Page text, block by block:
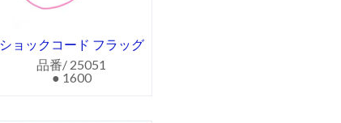
ショックコード フラッグ
品番/ 25051
● 1600